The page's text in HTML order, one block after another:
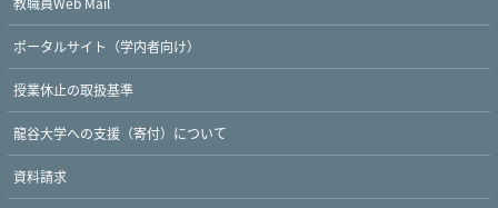
ポータルサイト（学内者向け）
授業休止の取扱基準
龍谷大学への支援（寄付）について
資料請求